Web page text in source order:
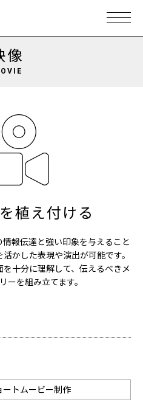
像
植え付ける
報伝達と強い印象を与えること
かした表現や演出が可能です。
十分に理解して、伝えるべきメ
ーを組み立てます。
ートムービー制作